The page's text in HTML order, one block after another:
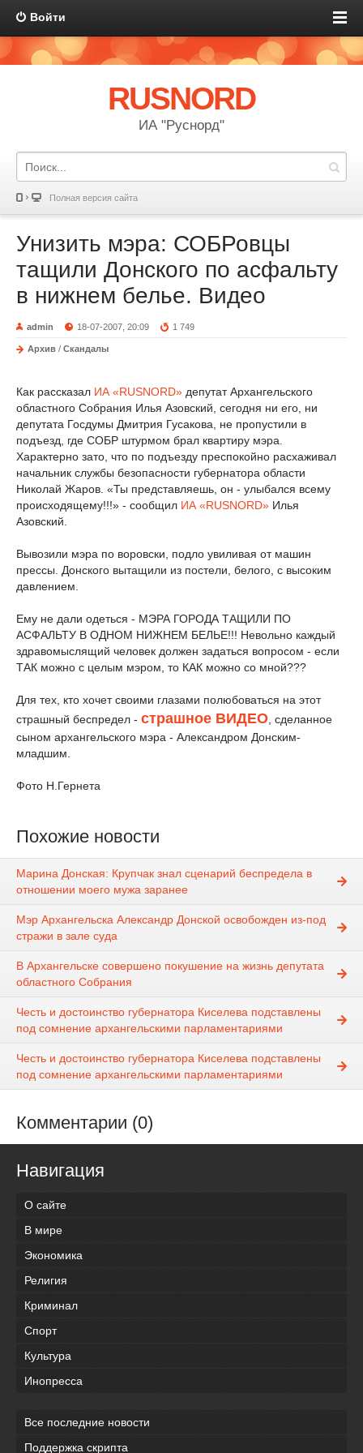
Войти
RUSNORD
ИА "Руснорд"
Полная версия сайта
Унизить мэра: СОБРовцы
тащили Донского по асфальту
в нижнем белье. Видео
admin 18-07-2007, 20:09 1 749
Архив / Скандалы
Как рассказал ИА «RUSNORD» депутат Архангельского
областного Собрания Илья Азовский, сегодня ни его, ни
депутата Госдумы Дмитрия Гусакова, не пропустили в
подъезд, где СОБР штурмом брал квартиру мэра.
Характерно зато, что по подъезду преспокойно расхаживал
начальник службы безопасности губернатора области
Николай Жаров. «Ты представляешь, он - улыбался всему
происходящему!!!» - сообщил ИА «RUSNORD» Илья
Азовский.
Вывозили мэра по воровски, подло увиливая от машин
прессы. Донского вытащили из постели, белого, с высоким
давлением.
Ему не дали одеться - МЭРА ГОРОДА ТАЩИЛИ ПО
АСФАЛЬТУ В ОДНОМ НИЖНЕМ БЕЛЬЕ!!! Невольно каждый
здравомыслящий человек должен задаться вопросом - если
ТАК можно с целым мэром, то КАК можно со мной???
Для тех, кто хочет своими глазами полюбоваться на этот
страшный беспредел - страшное ВИДЕО , сделанное
сыном архангельского мэра - Александром Донским-
младшим.
Фото Н.Гернета
Похожие новости
Марина Донская: Крупчак знал сценарий беспредела в
отношении моего мужа заранее
Мэр Архангельска Александр Донской освобожден из-под
стражи в зале суда
В Архангельске совершено покушение на жизнь депутата
областного Собрания
Честь и достоинство губернатора Киселева подставлены
под сомнение архангельскими парламентариями
Честь и достоинство губернатора Киселева подставлены
под сомнение архангельскими парламентариями
Комментарии (0)
Навигация
О сайте
В мире
Экономика
Религия
Криминал
Спорт
Культура
Инопресса
Все последние новости
Поддержка скрипта